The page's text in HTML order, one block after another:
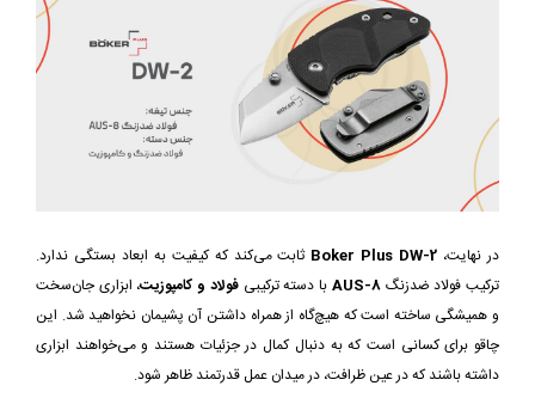
در نهایت، Boker Plus DW-2 ثابت می‌کند که کیفیت به ابعاد بستگی ندارد.
ترکیب فولاد ضدزنگAUS-8 با دسته ترکیبیفولاد و کامپوزیت، ابزاری جان‌سخت
و همیشگی ساخته است که هیچ‌گاه از همراه داشتن آن پشیمان نخواهید شد. این
چاقو برای کسانی است که به دنبال کمال در جزئیات هستند و می‌خواهند ابزاری
داشته باشند که در عین ظرافت، در میدان عمل قدرتمند ظاهر شود.